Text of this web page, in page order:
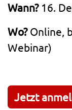
Wann? 16.
Wo?Online,
Webinar)
Jetzt